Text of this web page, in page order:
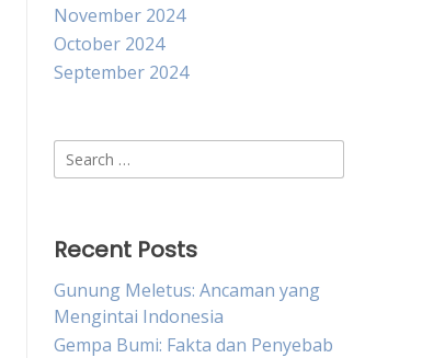
November 2024
October 2024
September 2024
Search
for:
Recent Posts
Gunung Meletus: Ancaman yang
Mengintai Indonesia
Gempa Bumi: Fakta dan Penyebab